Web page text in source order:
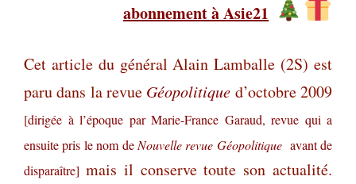
abonnement à Asie21
Cet article du général Alain Lamballe (2S) est
paru dans la revue Géopolitique d’octobre 2009
[dirigée à l’époque par Marie-France Garaud, revue qui a
ensuite pris le nom de Nouvelle revue Géopolitiqueavant de
disparaître] mais il conserve toute son actualité.